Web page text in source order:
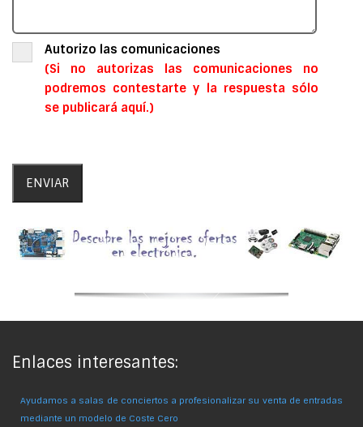
Autorizo las comunicaciones
(Si no autorizas las comunicaciones no
podremos contestarte y la respuesta sólo
se publicará aquí.)
Enlaces interesantes:
Ayudamos a salas de conciertos a profesionalizar su venta de entradas
mediante un modelo de Coste Cero